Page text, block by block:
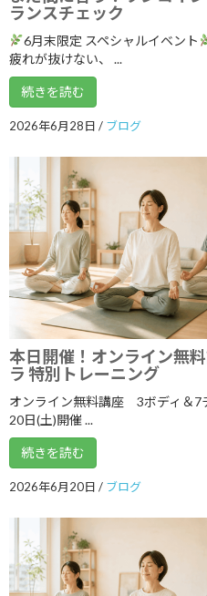
2022年3月
2022年2月
2022年1月
2021年12月
2021年10月
2021年9月
2021年8月
2021年7月
2021年6月
2021年5月
2021年4月
2021年3月
2021年2月
2021年1月
2020年11月
2020年10月
ランスチェック
6月末限定 スペシャルイベント
疲れが抜けない、 ...
続きを読む
2026年6月28日 / ブログ
本日開催！オンライン無
ラ 特別トレーニング
オンライン無料講座 3ボディ＆7
20日(土)開催 ...
続きを読む
2026年6月20日 / ブログ